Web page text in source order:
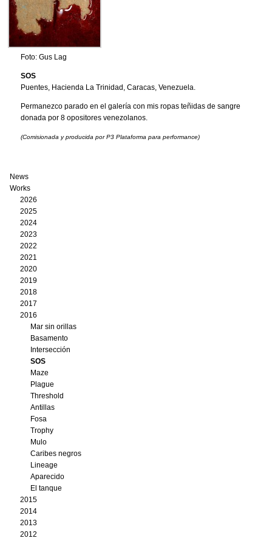
Foto: Gus Lag
SOS
Puentes, Hacienda La Trinidad, Caracas, Venezuela.
Permanezco parado en el galería con mis ropas teñidas de sangre
donada por 8 opositores venezolanos.
(Comisionada y producida por P3 Plataforma para performance)
News
Works
2026
2025
2024
2023
2022
2021
2020
2019
2018
2017
2016
Mar sin orillas
Basamento
Intersección
SOS
Maze
Plague
Threshold
Antillas
Fosa
Trophy
Mulo
Caribes negros
Lineage
Aparecido
El tanque
2015
2014
2013
2012